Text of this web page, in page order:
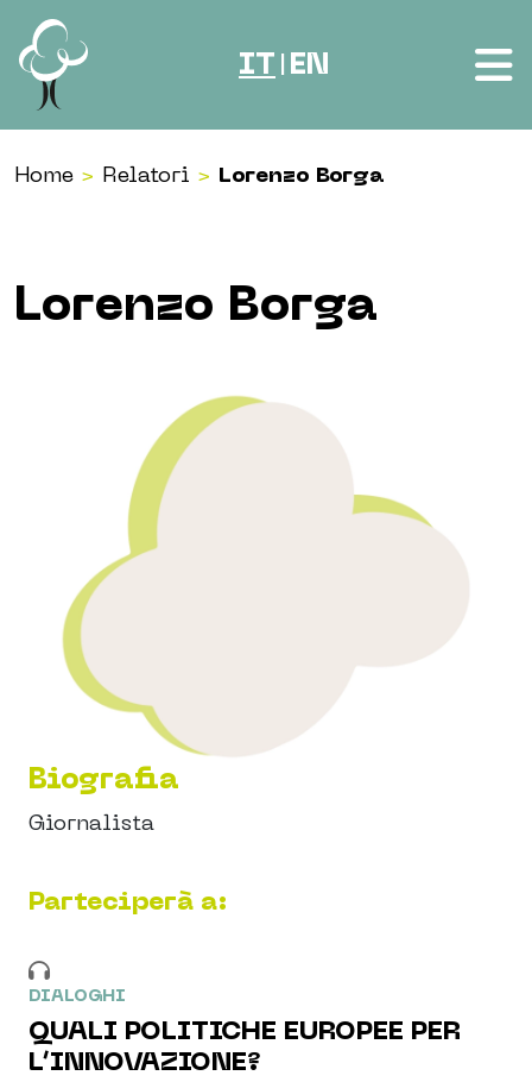
Vai al contenuto
IT EN
Home > Relatori > Lorenzo Borga
Lorenzo Borga
Biografia
Giornalista
Parteciperà a:
DIALOGHI
QUALI POLITICHE EUROPEE PER
L’INNOVAZIONE?